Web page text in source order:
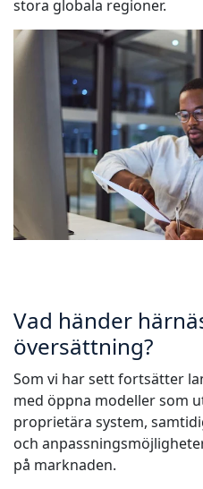
stora globala regioner.
Vad händer
översättning?
Som vi har sett fortsätter
med öppna modeller som
proprietära system,
och
på marknaden.